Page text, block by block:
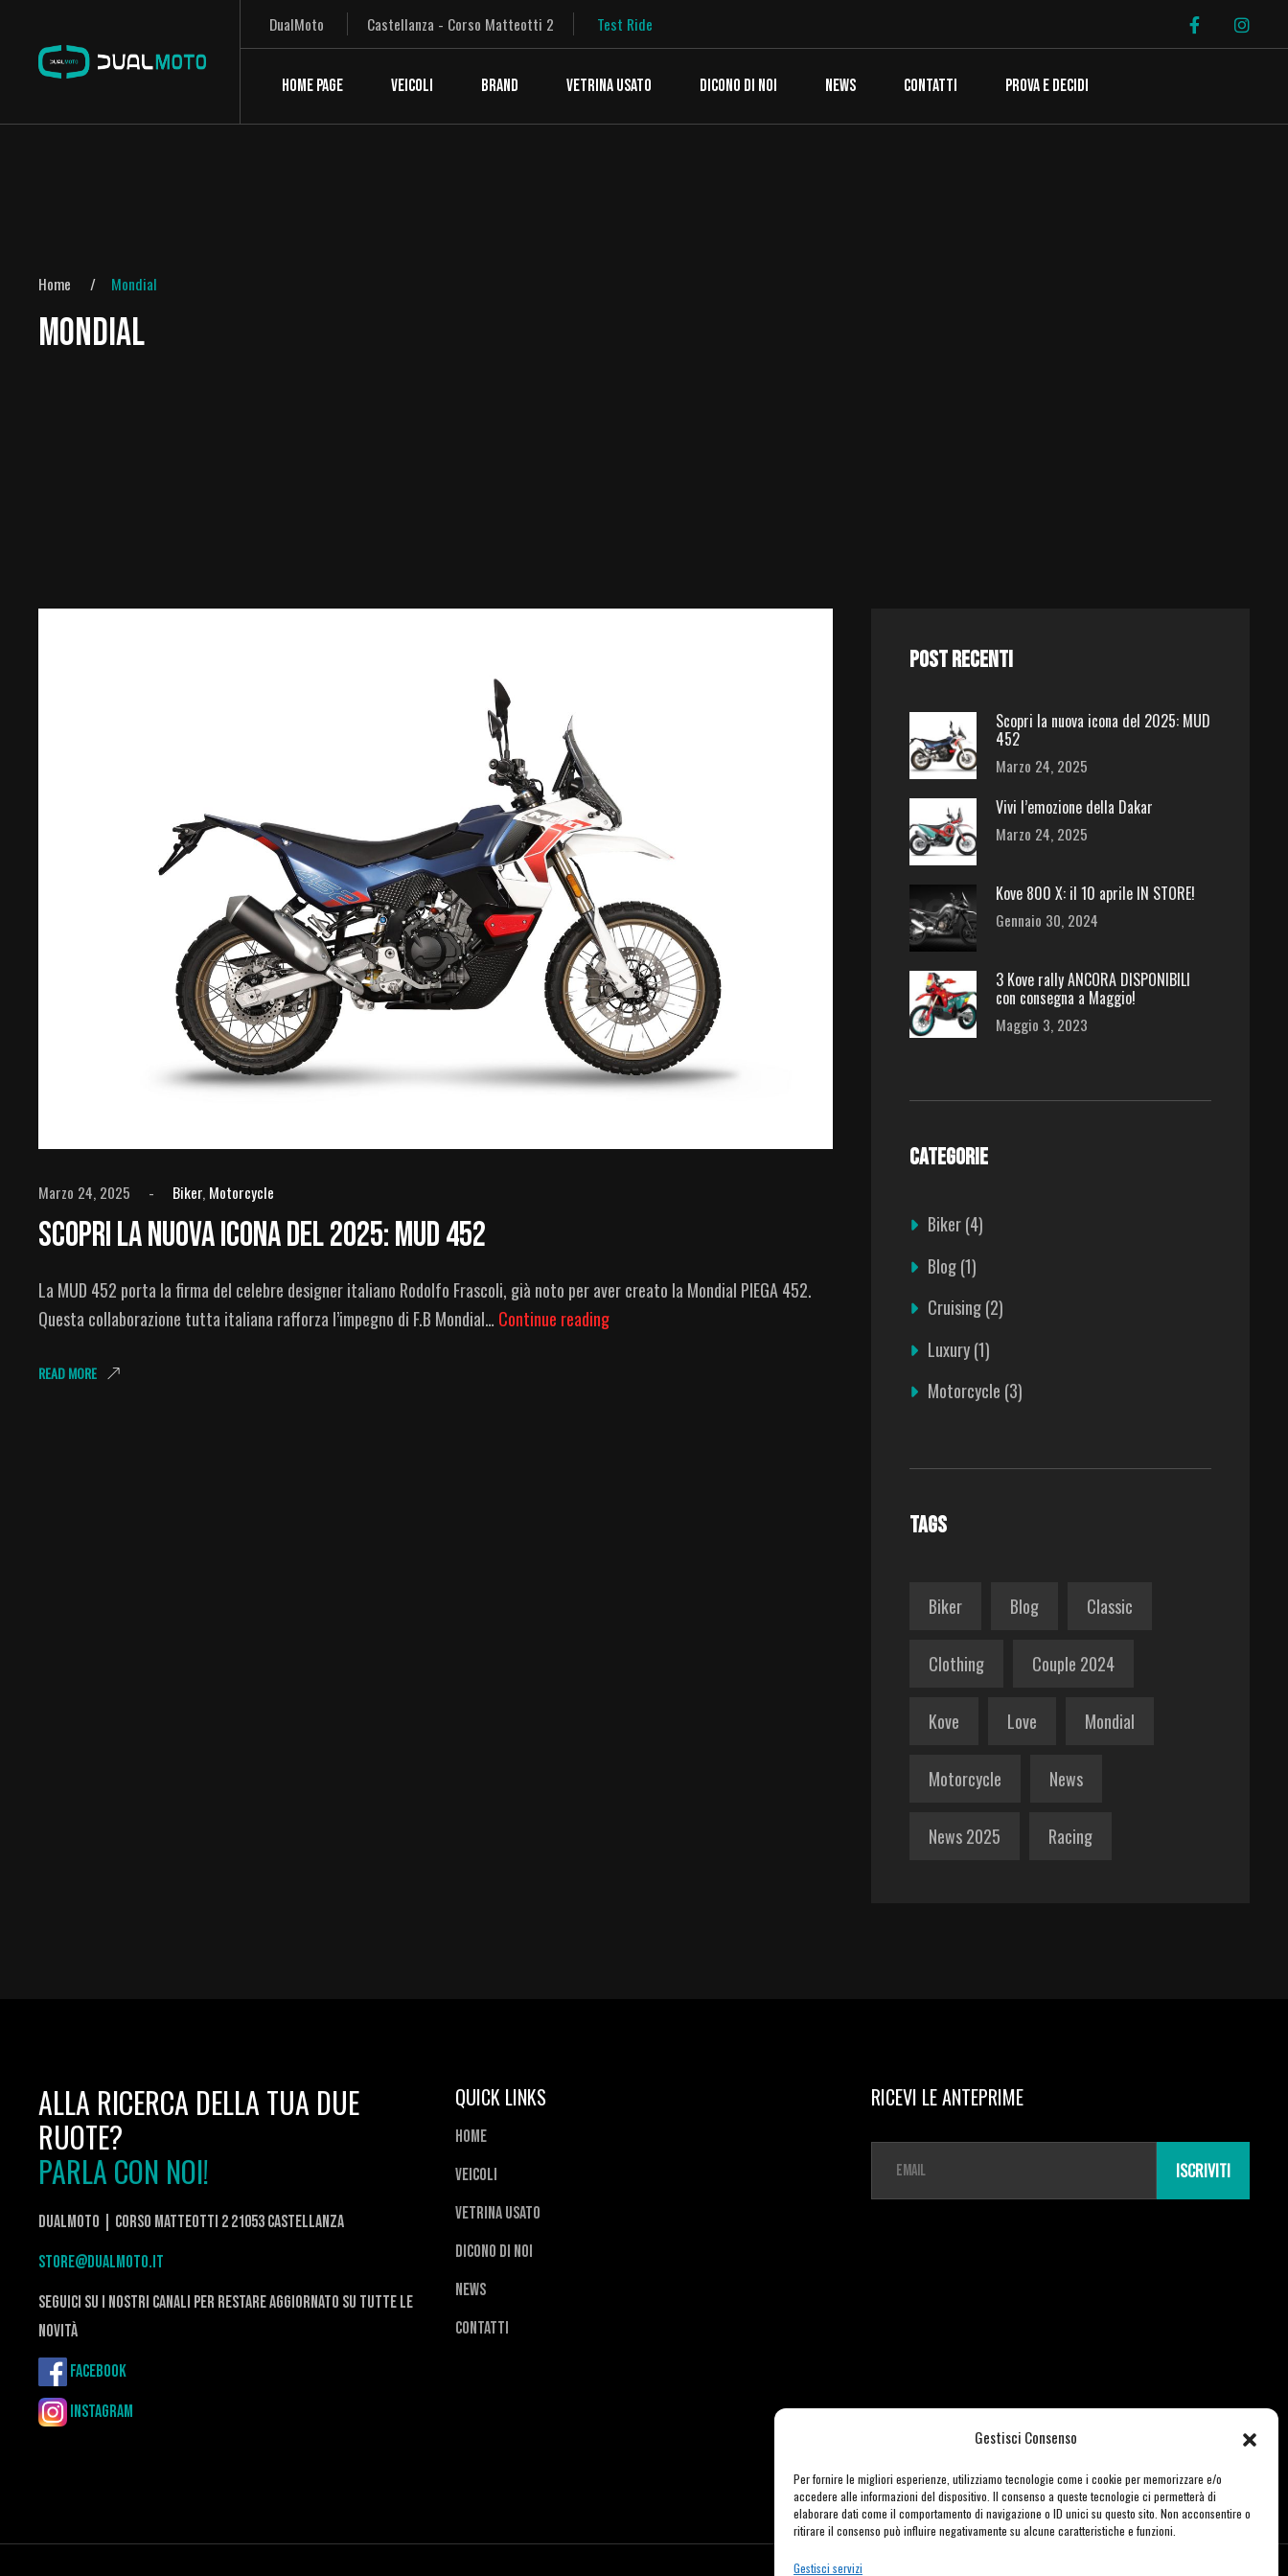
Gestisci Consenso
Per fornire le migliori esperienze, utilizziamo tecnologie come i cookie per memorizzare e/o
accedere alle informazioni del dispositivo. Il consenso a queste tecnologie ci permetterà di
elaborare dati come il comportamento di navigazione o ID unici su questo sito. Non acconsentire o
ritirare il consenso può influire negativamente su alcune caratteristiche e funzioni.
Gestisci servizi
DualMoto Castellanza - Corso Matteotti 2 Test Ride
HOME PAGE VEICOLI BRAND VETRINA USATO DICONO DI NOI NEWS CONTATTI PROVA E DECIDI
Home Mondial
MONDIAL
Marzo 24, 2025 Biker, Motorcycle
Scopri La Nuova Icona Del 2025: MUD 452
La MUD 452 porta la firma del celebre designer italiano Rodolfo Frascoli, già noto per aver creato la Mondial PIEGA 452.
Questa collaborazione tutta italiana rafforza l’impegno di F.B Mondial… Continue readingScopri
READ MORE
POST RECENTI
Scopri la nuova icona del 2025: MUD
452
Marzo 24, 2025
Vivi l’emozione della Dakar
Marzo 24, 2025
Kove 800 X: il 10 aprile IN STORE!
Gennaio 30, 2024
3 Kove rally ANCORA DISPONIBILI
con consegna a Maggio!
Maggio 3, 2023
CATEGORIE
Biker(4)
Blog(1)
Cruising(2)
Luxury(1)
Motorcycle (3)
TAGS
Biker Blog Classic
Clothing Couple 2024
Kove Love Mondial
Motorcycle News
News 2025 Racing
ALLA RICERCA DELLA TUA DUE
RUOTE?
PARLA CON NOI!
DualMoto | corso Matteotti 2 21053 Castellanza
store@dualmoto.it
seguici su i nostri canali per restare aggiornato su tutte le
novità
Facebook
Instagram
QUICK LINKS
Home
Veicoli
Vetrina usato
Dicono di noi
News
Contatti
RICEVI LE ANTEPRIME
i
ISCRIVITI